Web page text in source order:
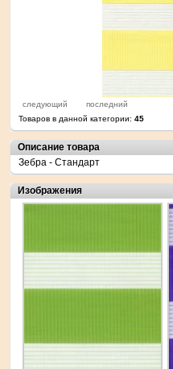
следующий
последний
Товаров в данной категории: 45
Описание товара
Зебра - Стандарт
Изображения